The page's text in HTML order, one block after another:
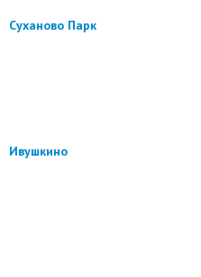
Суханово Парк
Ивушкино